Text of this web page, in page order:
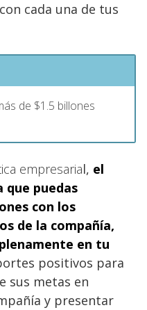
cada una de tus
de $1.5 billones
empresarial, el
que puedas
con los
de la compañía,
en tu
positivos para
sus metas en
y presentar